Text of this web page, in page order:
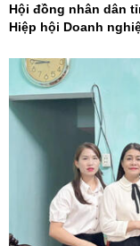
Hội đồng nhân dân
Hiệp hội Doanh